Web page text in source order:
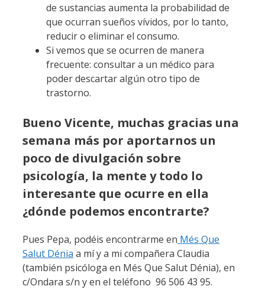
de sustancias aumenta la probabilidad de
que ocurran sueños vívidos, por lo tanto,
reducir o eliminar el consumo.
Si vemos que se ocurren de manera
frecuente: consultar a un médico para
poder descartar algún otro tipo de
trastorno.
Bueno Vicente, muchas gracias una
semana más por aportarnos un
poco de divulgación sobre
psicología, la mente y todo lo
interesante que ocurre en ella
¿dónde podemos encontrarte?
Pues Pepa, podéis encontrarme en Més Que
Salut Dénia a mí y a mi compañera Claudia
(también psicóloga en Més Que Salut Dénia), en
c/Ondara s/n y en el teléfono 96 506 43 95.